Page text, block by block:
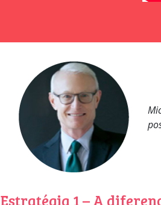
Estratégia 1 – A